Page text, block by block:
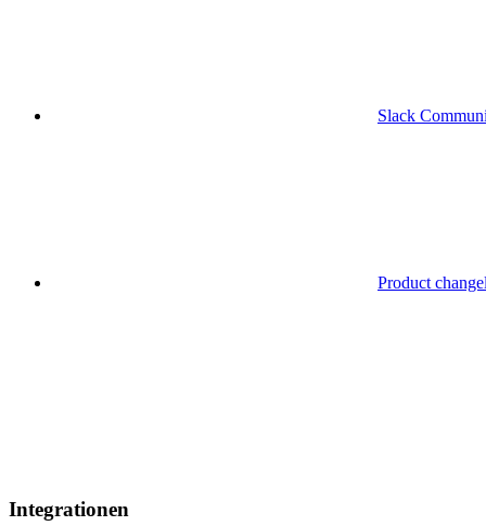
Slack
Product
Integrationen